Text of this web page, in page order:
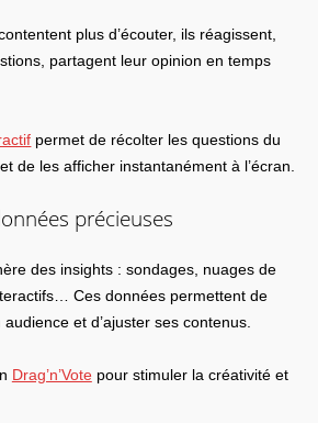
plus d’écouter, ils réagissent,
partagent leur opinion en temps
permet de récolter les questions du
de les afficher instantanément à l’écran.
précieuses
des insights : sondages, nuages de
Ces données permettent de
et d’ajuster ses contenus.
Drag’n’Votepour stimuler la créativité et